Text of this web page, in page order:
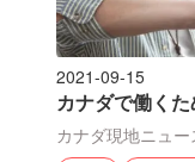
2021-09-15
カナダで働く
カナダ現地ニュー